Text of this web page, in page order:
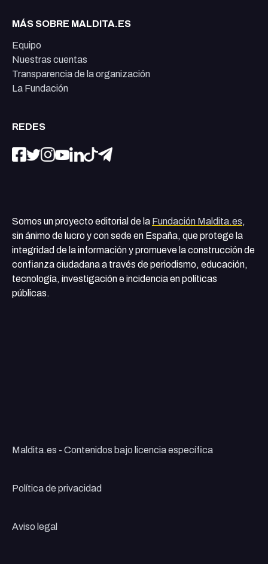
MÁS SOBRE MALDITA.ES
Equipo
Nuestras cuentas
Transparencia de la organización
La Fundación
REDES
Somos un proyecto editorial de la Fundación Maldita.es,
sin ánimo de lucro y con sede en España, que protege la
integridad de la información y promueve la construcción de
confianza ciudadana a través de periodismo, educación,
tecnología, investigación e incidencia en políticas
públicas.
Maldita.es - Contenidos bajo licencia específica
Política de privacidad
Aviso legal